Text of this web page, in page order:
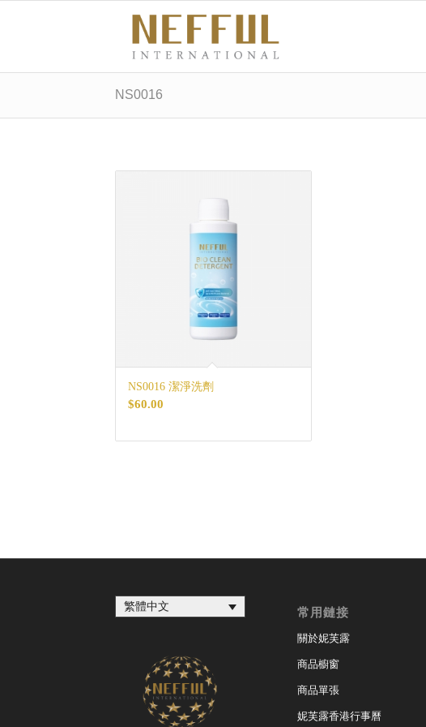
NS0016
NS0016 潔淨洗劑
$60.00
繁體中文 常用鏈接
關於妮芙露
商品櫥窗
商品單張
妮芙露香港行事曆